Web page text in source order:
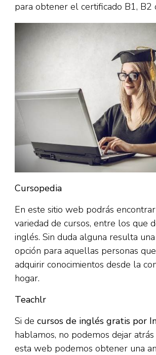
para obtener el certificado B1, B2
Cursopedia
En este sitio web podrás
variedad de cursos, entre los que
inglés. Sin duda alguna resulta
opción para aquellas personas
adquirir conocimientos desde la
hogar.
Teachlr
Si de cursos de inglés gratis por
hablamos, no podemos dejar
esta web podemos obtener una